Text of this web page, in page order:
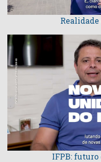
Realidade
IFPB: